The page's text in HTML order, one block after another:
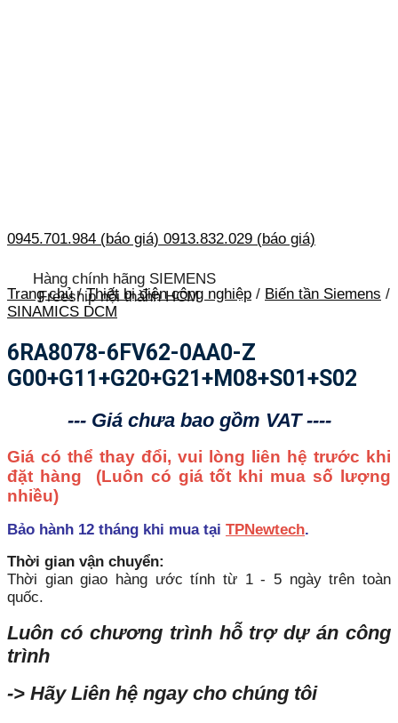
0945.701.984 (báo giá) 0913.832.029 (báo giá)
Hàng chính hãng SIEMENS
Freeship nội thành HCM
Trang chủ / Thiết bị điện công nghiệp / Biến tần Siemens /
SINAMICS DCM
6RA8078-6FV62-0AA0-Z
G00+G11+G20+G21+M08+S01+S02
--- Giá chưa bao gồm VAT ----
Giá có thể thay đổi, vui lòng liên hệ trước khi
đặt hàng (Luôn có giá tốt khi mua số lượng
nhiều)
Bảo hành 12 tháng khi mua tại TPNewtech.
Thời gian vận chuyển:
Thời gian giao hàng ước tính từ 1 - 5 ngày trên toàn
quốc.
Luôn có chương trình hỗ trợ dự án công
trình
-> Hãy Liên hệ ngay cho chúng tôi